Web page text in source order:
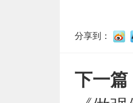
分享到：
下一篇